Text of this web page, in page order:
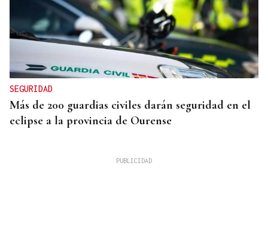
SEGURIDAD
Más de 200 guardias civiles darán seguridad en el
eclipse a la provincia de Ourense